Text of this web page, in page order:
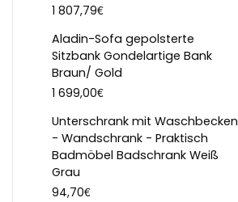
1 807,79€
Aladin-Sofa gepolsterte
Sitzbank Gondelartige Bank
Braun/ Gold
1 699,00€
Unterschrank mit Waschbecken
- Wandschrank - Praktisch
Badmöbel Badschrank Weiß
Grau
94,70€